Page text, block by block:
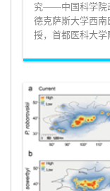
究——中国科学院
德克萨斯大学西
授，首都医科大学